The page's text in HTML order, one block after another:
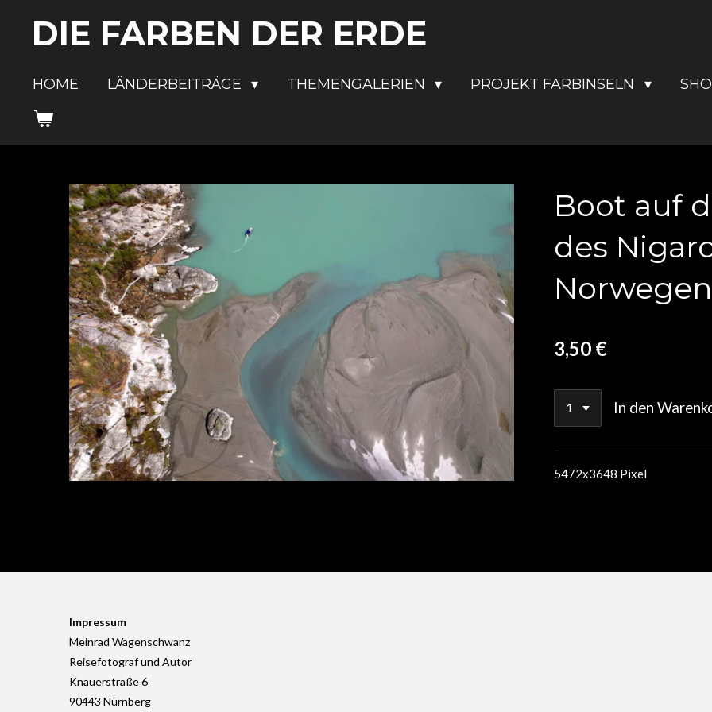
Hauptinhalt
DIE FARBEN DER ERDE
HOME LÄNDERBEITRÄGE THEMENGALERIEN PROJEKT FARBINSELN
Boot auf
des
3,50 €
In den
5472x3648 Pixel
Impressum
Meinrad Wagenschwanz
Reisefotograf und Autor
Knauerstraße 6
90443 Nürnberg